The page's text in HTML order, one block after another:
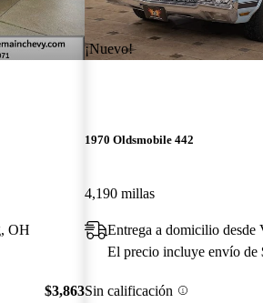
OH
$3,863
¡Nuevo!
1970 Oldsmobile 442
4,190 millas
Entrega a domicilio desde
El precio incluye envío de
Sin calificación